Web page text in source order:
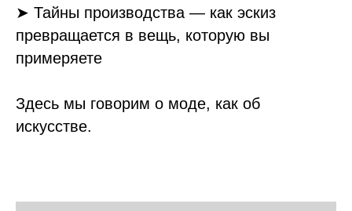
➤ Тайны производства — как эскиз
превращается в вещь, которую вы
примеряете
Здесь мы говорим о моде, как об
искусстве.